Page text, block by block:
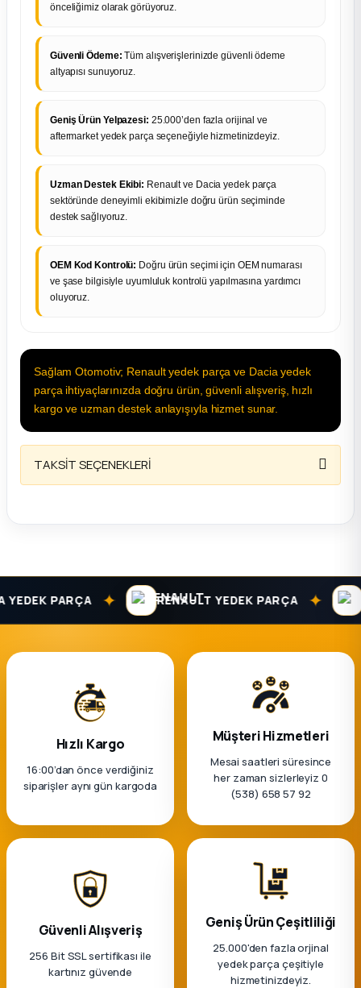
önceliğimiz olarak görüyoruz.
Güvenli Ödeme: Tüm alışverişlerinizde güvenli ödeme
altyapısı sunuyoruz.
Geniş Ürün Yelpazesi: 25.000’den fazla orijinal ve
aftermarket yedek parça seçeneğiyle hizmetinizdeyiz.
Uzman Destek Ekibi: Renault ve Dacia yedek parça
sektöründe deneyimli ekibimizle doğru ürün seçiminde
destek sağlıyoruz.
OEM Kod Kontrolü: Doğru ürün seçimi için OEM numarası
ve şase bilgisiyle uyumluluk kontrolü yapılmasına yardımcı
oluyoruz.
Sağlam Otomotiv; Renault yedek parça ve Dacia yedek
parça ihtiyaçlarınızda doğru ürün, güvenli alışveriş, hızlı
kargo ve uzman destek anlayışıyla hizmet sunar.
TAKSİT SEÇENEKLERİ
PARÇA ✦ RENAULT YEDEK PARÇA ✦
Hızlı Kargo
16:00’dan önce verdiğiniz
siparişler aynı gün kargoda
Müşteri Hizmetleri
Mesai saatleri süresince
her zaman sizlerleyiz 0
(538) 658 57 92
Güvenli Alışveriş
256 Bit SSL sertifikası ile
kartınız güvende
Geniş Ürün Çeşitliliği
25.000'den fazla orjinal
yedek parça çeşitiyle
hizmetinizdeyiz.